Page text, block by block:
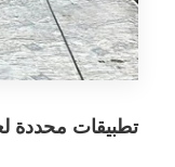
تطبيقات محددة